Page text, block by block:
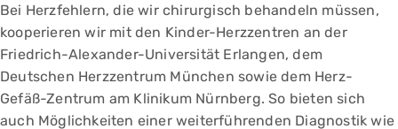
Bei Herzfehlern, die wir chirurgisch behandeln müssen,
kooperieren wir mit den Kinder-Herzzentren an der
Friedrich-Alexander-Universität Erlangen, dem
Deutschen Herzzentrum München sowie dem Herz-
Gefäß-Zentrum am Klinikum Nürnberg. So bieten sich
auch Möglichkeiten einer weiterführenden Diagnostik wie